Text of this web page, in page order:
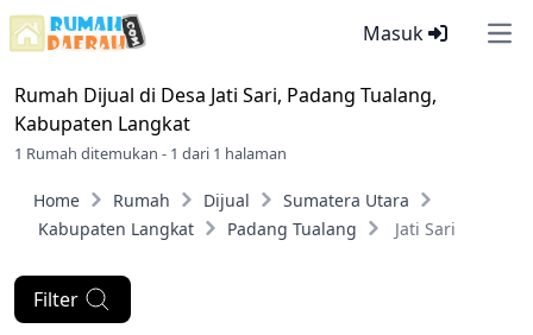
Masuk
Rumah Dijual di Desa Jati Sari, Padang Tualang,
Kabupaten Langkat
1 Rumah ditemukan - 1 dari 1 halaman
Home Rumah Dijual
Sumatera Utara
Kabupaten Langkat
Padang Tualang Jati Sari
Filter